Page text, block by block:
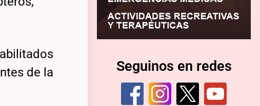
de la
Seguinos en redes